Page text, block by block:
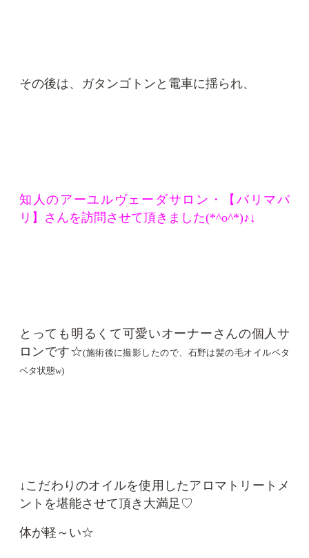
その後は、ガタンゴトンと電車に揺られ、
知人のアーユルヴェーダサロン・【バリマバ
リ】さんを訪問させて頂きました(*^o^*)♪↓
とっても明るくて可愛いオーナーさんの個人サ
ロンです☆(施術後に撮影したので、石野は髪の毛オイルベタ
ベタ状態w)
↓こだわりのオイルを使用したアロマトリートメ
ントを堪能させて頂き大満足♡
体が軽～い☆